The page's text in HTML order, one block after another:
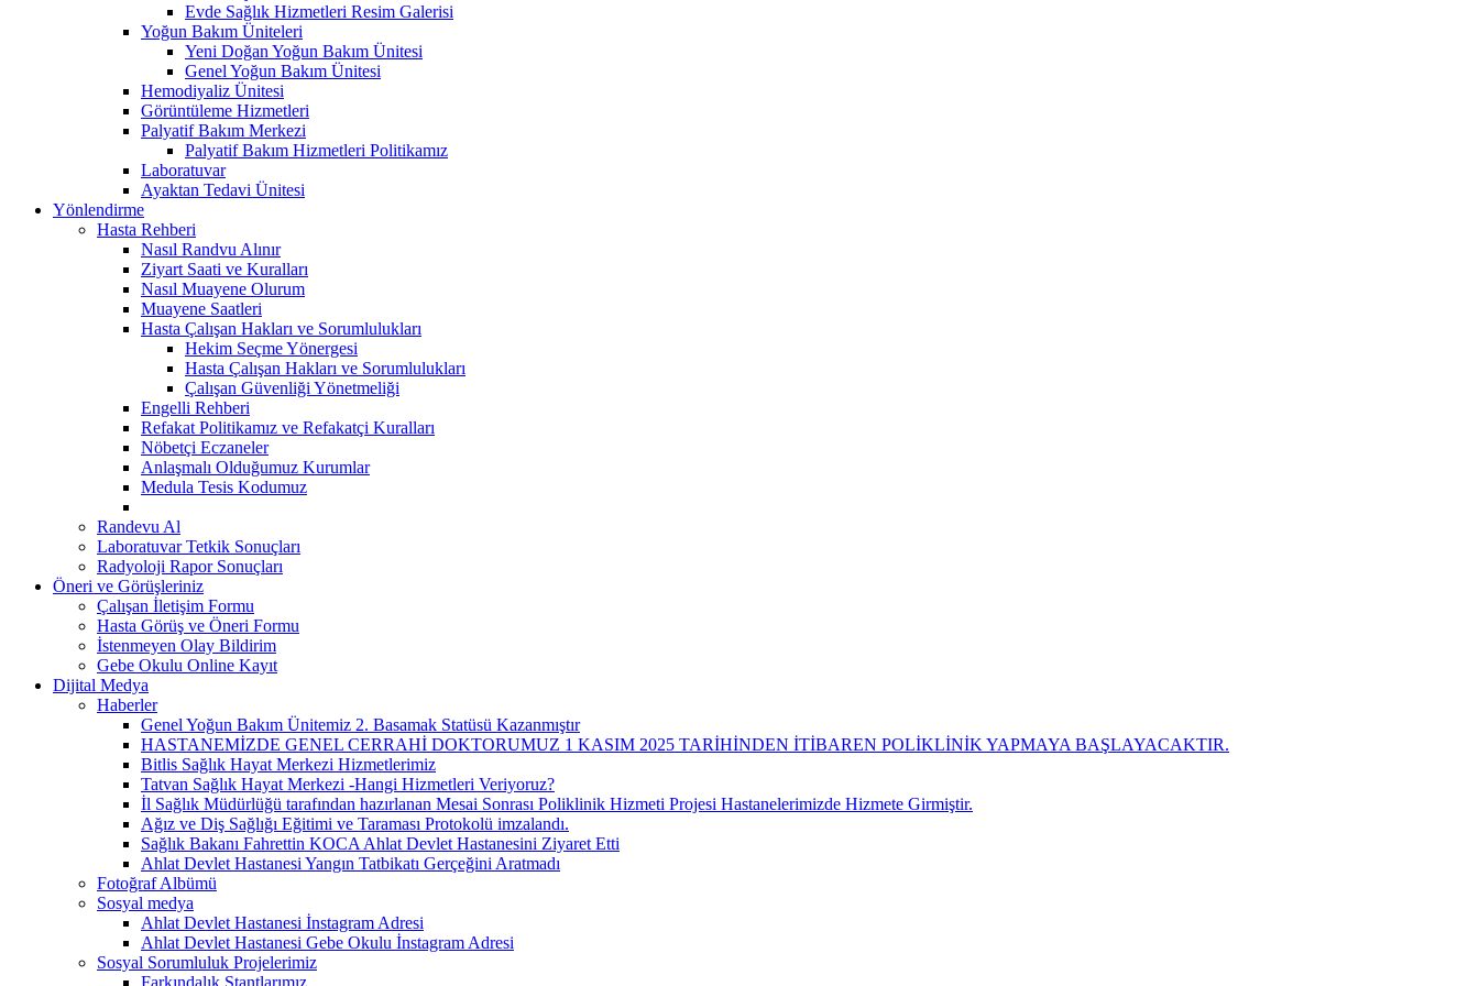
Evde Sağlık Hizmetleri Resim Galerisi
Yoğun Bakım Üniteleri
Yeni Doğan Yoğun Bakım Ünitesi
Genel Yoğun Bakım Ünitesi
Hemodiyaliz Ünitesi
Görüntüleme Hizmetleri
Palyatif Bakım Merkezi
Palyatif Bakım Hizmetleri Politikamız
Laboratuvar
Ayaktan Tedavi Ünitesi
Yönlendirme
Hasta Rehberi
Nasıl Randvu Alınır
Ziyart Saati ve Kuralları
Nasıl Muayene Olurum
Muayene Saatleri
Hasta Çalışan Hakları ve Sorumlulukları
Hekim Seçme Yönergesi
Hasta Çalışan Hakları ve Sorumlulukları
Çalışan Güvenliği Yönetmeliği
Engelli Rehberi
Refakat Politikamız ve Refakatçi Kuralları
Nöbetçi Eczaneler
Anlaşmalı Olduğumuz Kurumlar
Medula Tesis Kodumuz
Randevu Al
Laboratuvar Tetkik Sonuçları
Radyoloji Rapor Sonuçları
Öneri ve Görüşleriniz
Çalışan İletişim Formu
Hasta Görüş ve Öneri Formu
İstenmeyen Olay Bildirim
Gebe Okulu Online Kayıt
Dijital Medya
Haberler
Genel Yoğun Bakım Ünitemiz 2. Basamak Statüsü Kazanmıştır
HASTANEMİZDE GENEL CERRAHİ DOKTORUMUZ 1 KASIM 2025 TARİHİNDEN İTİBAREN POLİKLİNİK YAPMAYA BAŞLAYACAKTIR.
Bitlis Sağlık Hayat Merkezi Hizmetlerimiz
Tatvan Sağlık Hayat Merkezi -Hangi Hizmetleri Veriyoruz?
İl Sağlık Müdürlüğü tarafından hazırlanan Mesai Sonrası Poliklinik Hizmeti Projesi Hastanelerimizde Hizmete Girmiştir.
Ağız ve Diş Sağlığı Eğitimi ve Taraması Protokolü imzalandı.
Sağlık Bakanı Fahrettin KOCA Ahlat Devlet Hastanesini Ziyaret Etti
Ahlat Devlet Hastanesi Yangın Tatbikatı Gerçeğini Aratmadı
Fotoğraf Albümü
Sosyal medya
Ahlat Devlet Hastanesi İnstagram Adresi
Ahlat Devlet Hastanesi Gebe Okulu İnstagram Adresi
Sosyal Sorumluluk Projelerimiz
Farkındalık Stantlarımız